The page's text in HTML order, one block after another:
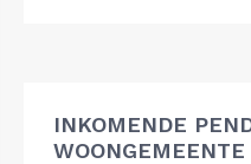
INKOMENDE
WOONGEMEENTE